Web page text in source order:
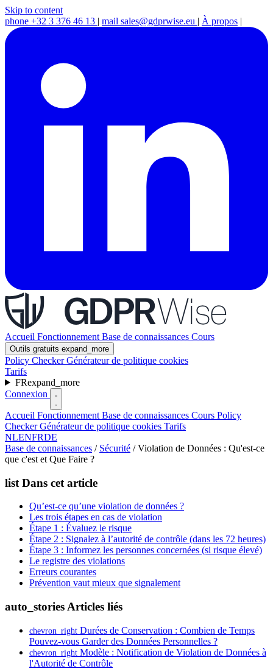
Skip to content
phone +32 3 376 46 13 | mail sales@gdprwise.eu | À propos |
Accueil Fonctionnement Base de connaissances Cours
Outils gratuits expand_more
Policy CheckerGénérateur de politique cookies
Tarifs
FRexpand_more
Connexion
Accueil Fonctionnement Base de connaissances Cours Policy
CheckerGénérateur de politique cookies Tarifs
NLENFRDE
Base de connaissances / Sécurité / Violation de Données : Qu'est-ce
que c'est et Que Faire ?
list Dans cet article
Qu’est-ce qu’une violation de données ?
Les trois étapes en cas de violation
Étape 1 : Évaluez le risque
Étape 2 : Signalez à l’autorité de contrôle (dans les 72 heures)
Étape 3 : Informez les personnes concernées (si risque élevé)
Le registre des violations
Erreurs courantes
Prévention vaut mieux que signalement
auto_stories Articles liés
chevron_right Durées de Conservation : Combien de Temps
Pouvez-vous Garder des Données Personnelles ?
chevron_right Modèle : Notification de Violation de Données à
l'Autorité de Contrôle